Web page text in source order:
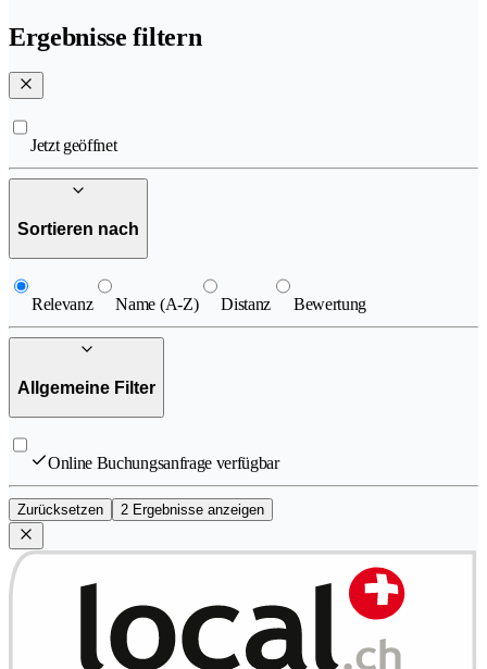
Ergebnisse filtern
Jetzt geöffnet
Sortieren nach
Relevanz Name (A-Z) Distanz Bewertung
Allgemeine Filter
Online Buchungsanfrage verfügbar
Zurücksetzen 2 Ergebnisse anzeigen